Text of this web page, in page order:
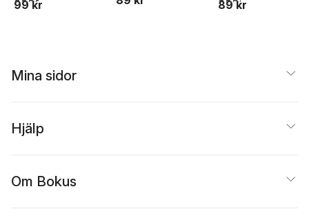
99 kr 89 kr
Mina sidor
Hjälp
Om Bokus